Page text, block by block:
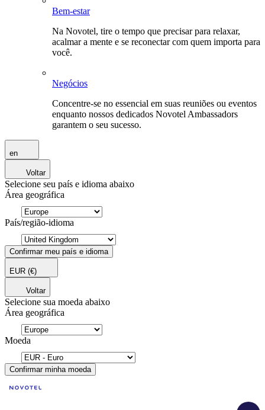
Bem-estar
Na Novotel, tire o tempo que precisar para relaxar,
acalmar a mente e se reconectar com quem importa para
você.
Negócios
Concentre-se no essencial em suas reuniões ou eventos
enquanto nossos dedicados Novotel Ambassadors
garantem o seu sucesso.
en
Voltar
Selecione seu país e idioma abaixo
Área geográfica
País/região-idioma
Confirmar meu país e idioma
EUR (€)
Voltar
Selecione sua moeda abaixo
Área geográfica
Moeda
Confirmar minha moeda